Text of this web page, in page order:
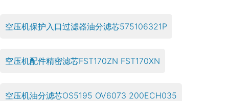
空压机保护入口过滤器油分滤芯575106321P
空压机配件精密滤芯FST170ZN FST170XN
空压机油分滤芯OS5195 OV6073 200ECH035